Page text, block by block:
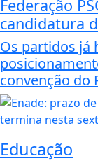
Federação
candidatura
Os partidos já
convenção do
Educação